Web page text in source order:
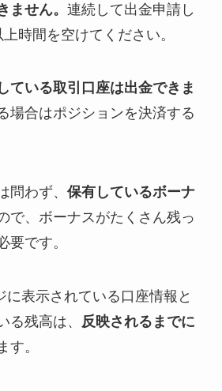
ません。 連続して出金申請し
時間を空けてください。
ている取引口座は出金できま
場合はポジションを決済する
問わず、 保有しているボーナ
で、ボーナスがたくさん残っ
要です。
に表示されている口座情報と
る残高は、 反映されるまでに
す。